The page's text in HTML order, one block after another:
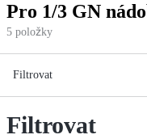
Pro 1/3 GN
5 položky
Filtrovat
Filtrovat